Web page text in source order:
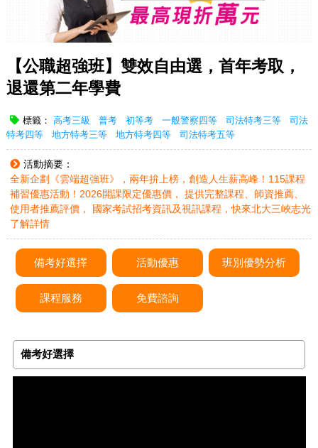
【公職超強班】雙效自由選，首年考取，
退還第二年學費
標籤： 高考三級 普考 初等考 一般警察四等 司法特考三等
司法
特考四等
地方特考三等 地方特考四等 司法特考五等
活動摘要：
全新企劃《雲端超強班》，兩年拚上榜，創造人生薪高峰！115課程
補習優惠活動！2026開課限定優惠價， 提供完整課程、師資推薦、
使用者推薦評價， 國家考試招考資訊及視訊課程，快來北大三峽志光
了解詳情
備考好選擇 活動優惠 班別優勢分析
課程服務 免費諮詢
備考好選擇